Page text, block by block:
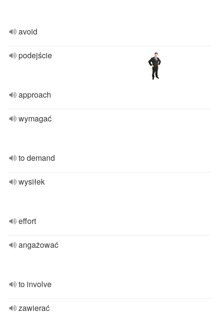
avoid
podejście
approach
wymagać
to demand
wysiłek
effort
angażować
to involve
zawierać